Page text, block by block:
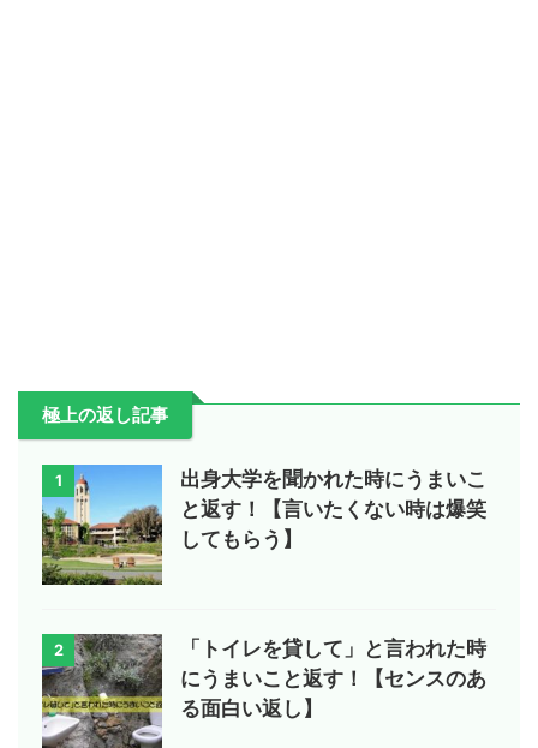
極上の返し記事
1
出身大学を聞かれた時にうまいこ
と返す！【言いたくない時は爆笑
してもらう】
2
「トイレを貸して」と言われた時
にうまいこと返す！【センスのあ
る面白い返し】